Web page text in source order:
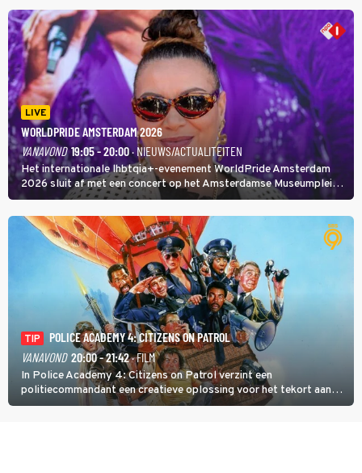
LIVE
WORLDPRIDE AMSTERDAM 2026
VANAVOND 19:05 - 20:00· NIEUWS/ACTUALITEITEN
Het internationale lhbtqia+-evenement WorldPride Amsterdam
2026 sluit af met een concert op het Amsterdamse Museumplein.
Anita Doth is een van de optredende artiesten. In de jaren 90
veroverde ze de wereld als zangeres van 2Unlimited.
TIP
POLICE ACADEMY 4: CITIZENS ON PATROL
VANAVOND 20:00 - 21:42· FILM
In Police Academy 4: Citizens on Patrol verzint een
politiecommandant een creatieve oplossing voor het tekort aan
agenten.